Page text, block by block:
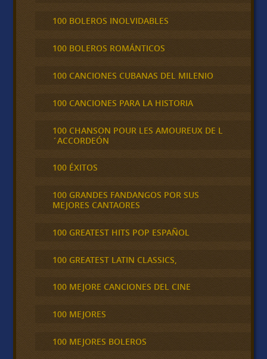
100 BOLEROS INOLVIDABLES
100 BOLEROS ROMÁNTICOS
100 CANCIONES CUBANAS DEL MILENIO
100 CANCIONES PARA LA HISTORIA
100 CHANSON POUR LES AMOUREUX DE L
´ACCORDEÓN
100 ÉXITOS
100 GRANDES FANDANGOS POR SUS
MEJORES CANTAORES
100 GREATEST HITS POP ESPAÑOL
100 GREATEST LATIN CLASSICS,
100 MEJORE CANCIONES DEL CINE
100 MEJORES
100 MEJORES BOLEROS